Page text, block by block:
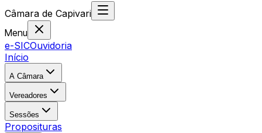
Câmara de Capivari
Menu
e-SICOuvidoria
Início
A Câmara
Vereadores
Sessões
Proposituras